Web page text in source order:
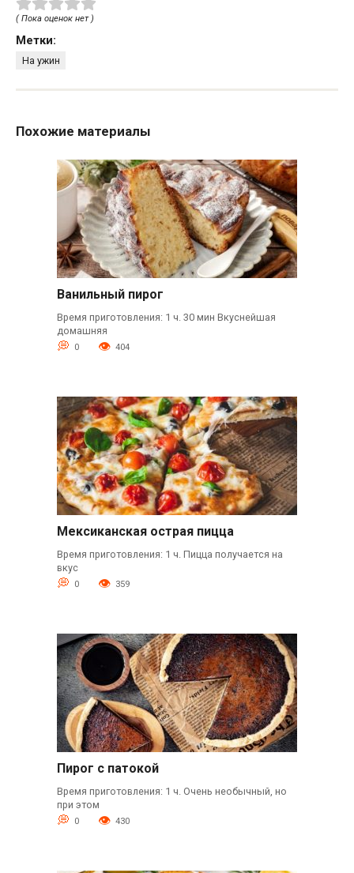
( Пока оценок нет )
Метки:
На ужин
Похожие материалы
Ванильный пирог
Время приготовления: 1 ч. 30 мин Вкуснейшая
домашняя
0 404
Мексиканская острая пицца
Время приготовления: 1 ч. Пицца получается на
вкус
0 359
Пирог с патокой
Время приготовления: 1 ч. Очень необычный, но
при этом
0 430